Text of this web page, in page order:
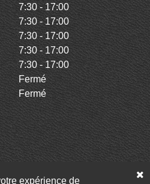
7:30 - 17:00
7:30 - 17:00
7:30 - 17:00
7:30 - 17:00
7:30 - 17:00
Fermé
Fermé
expérience de